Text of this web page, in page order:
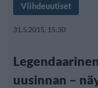
Viihdeuutiset
31.5.2015, 15:30
uusinnan –